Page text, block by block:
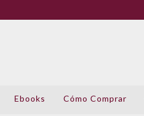
Ebooks Cómo Comprar